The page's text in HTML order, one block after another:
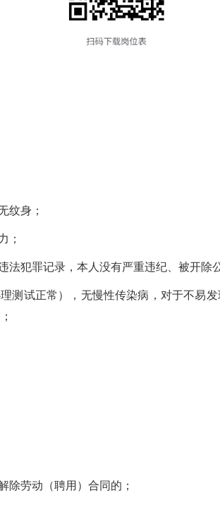
纹身；
；
犯罪记录，本人没有严重违纪、被开除
试正常），无慢性传染病，对于不易发
劳动（聘用）合同的；